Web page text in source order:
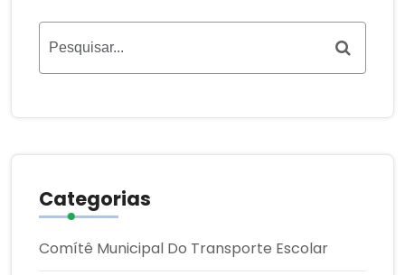
Categorias
Comítê Municipal Do Transporte Escolar